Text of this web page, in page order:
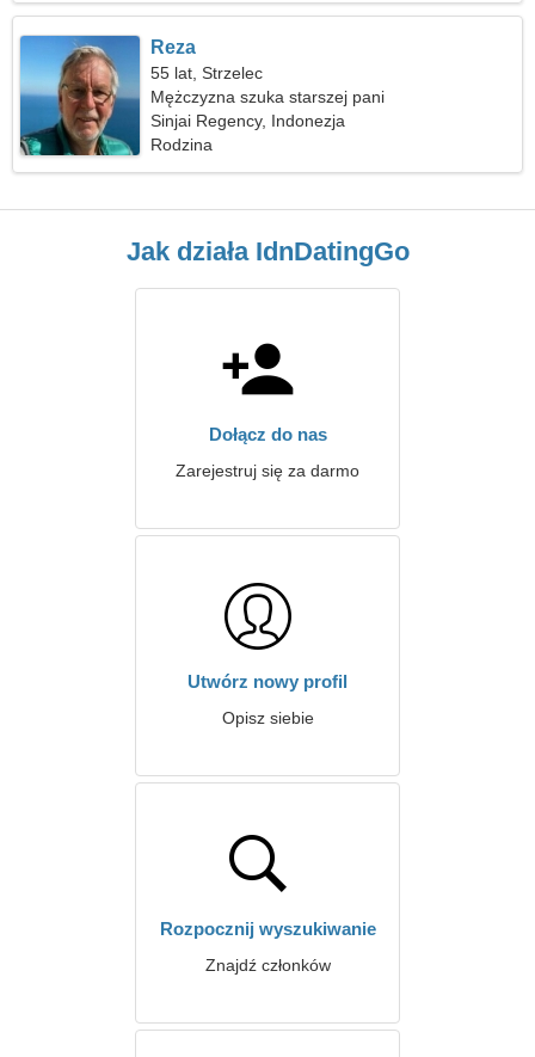
Reza
55 lat, Strzelec
Mężczyzna szuka starszej pani
Sinjai Regency, Indonezja
Rodzina
Jak działa IdnDatingGo
Dołącz do nas
Zarejestruj się za darmo
Utwórz nowy profil
Opisz siebie
Rozpocznij wyszukiwanie
Znajdź członków